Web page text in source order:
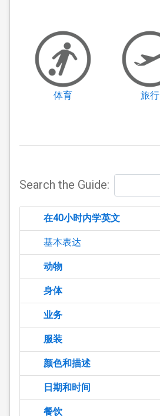
体育 旅行
Search the Guide:
在40小时内学英文
基本表达
动物
身体
业务
服装
颜色和描述
日期和时间
餐饮